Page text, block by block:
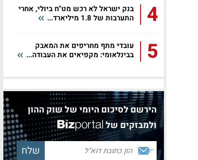
4
בנק ישראל לא רכש מט"ח ביולי, אחרי
התערבות של 1.8 מיליארד...
5
עובדי מתף מחריפים את המאבק
בבינלאומי: מקפיאים את העבודה...
הירשם לסיכום היומי של שוק ההון
ולמבזקים של